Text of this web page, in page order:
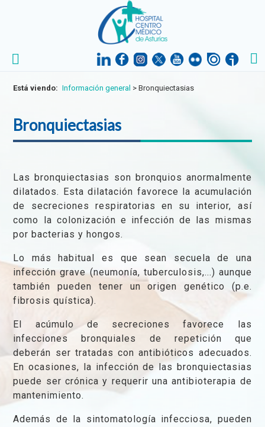
Está viendo: Información general > Bronquiectasias
Bronquiectasias
Las bronquiectasias son bronquios anormalmente
dilatados. Esta dilatación favorece la acumulación
de secreciones respiratorias en su interior, así
como la colonización e infección de las mismas
por bacterias y hongos.
Lo más habitual es que sean secuela de una
infección grave (neumonía, tuberculosis,...) aunque
también pueden tener un origen genético (p.e.
fibrosis quística).
El acúmulo de secreciones favorece las
infecciones bronquiales de repetición que
deberán ser tratadas con antibióticos adecuados.
En ocasiones, la infección de las bronquiectasias
puede ser crónica y requerir una antibioterapia de
mantenimiento.
Además de la sintomatología infecciosa, pueden